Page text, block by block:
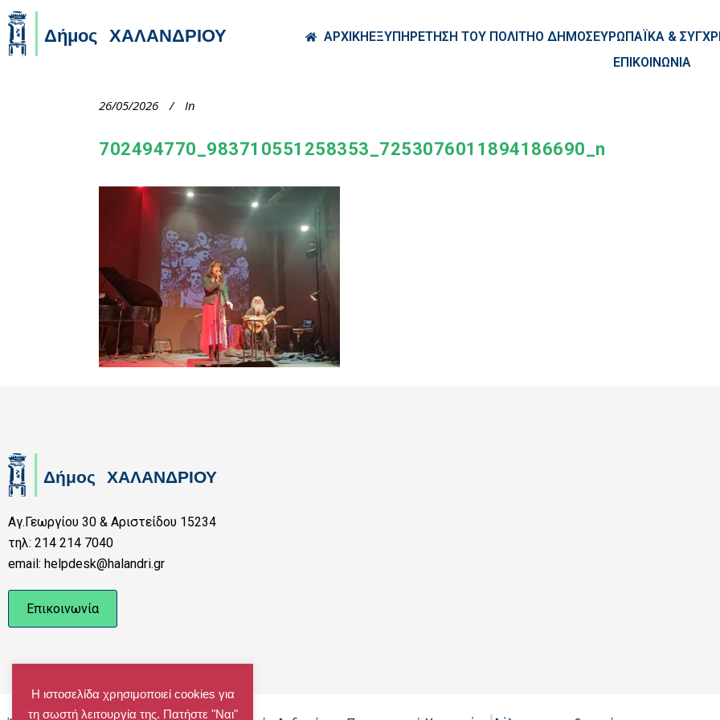
ΑΡΧΙΚΗΕΞΥΠΗΡΕΤΗΣΗ ΤΟΥ ΠΟΛΙΤΗΟ ΔΗΜΟΣΕΥΡΩΠΑΪΚΑ &
ΕΠΙΚΟΙΝΩΝΙΑ
26/05/2026 In
702494770_983710551258353_7253076011894186690_n
Αγ.Γεωργίου 30 & Αριστείδου 15234
τηλ: 214 214 7040
email: helpdesk@halandri.gr
Επικοινωνία
Η ιστοσελίδα χρησιμοποιεί cookies για
τη σωστή λειτουργία της. Πατήστε "Ναι"